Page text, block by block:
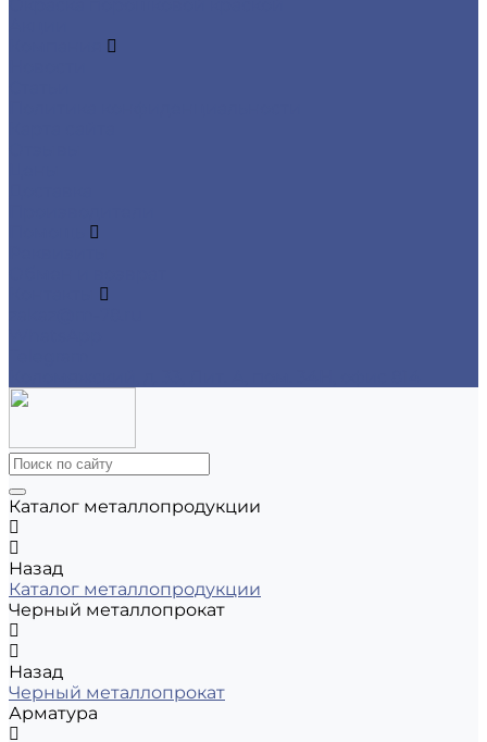
Каталог металлопродукции
Назад
Каталог металлопродукции
Черный металлопрокат
Назад
Черный металлопрокат
Арматура